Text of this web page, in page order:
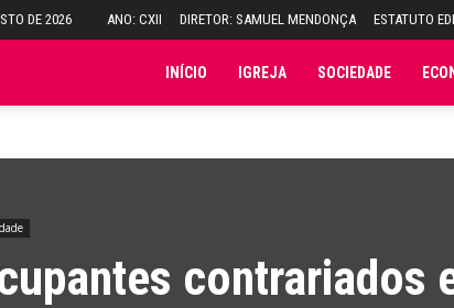
DE 2026 ANO: CXII DIRETOR: SAMUEL MENDONÇA ESTATUTO
INÍCIO IGREJA SOCIEDADE
contrariados